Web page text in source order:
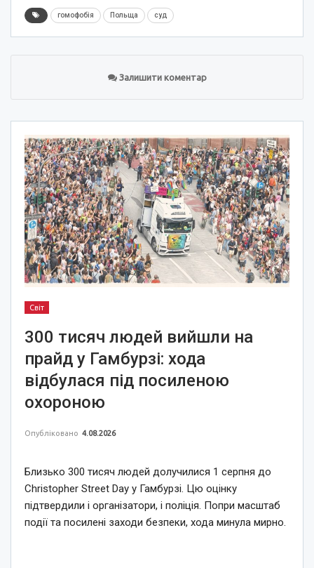
гомофобія Польща суд
Залишити коментар
Світ
300 тисяч людей вийшли на
прайд у Гамбурзі: хода
відбулася під посиленою
охороною
Опубліковано 4.08.2026
Близько 300 тисяч людей долучилися 1 серпня до
Christopher Street Day у Гамбурзі. Цю оцінку
підтвердили і організатори, і поліція. Попри масштаб
події та посилені заходи безпеки, хода минула мирно.